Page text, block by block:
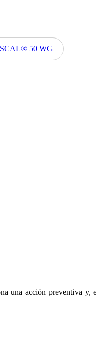
50 WG
una acción preventiva y,